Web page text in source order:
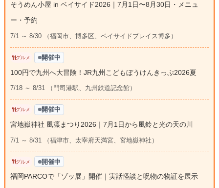
そうめん小屋 in ベイサイド2026｜7月1日〜8月30日・メニュ
ー・予約
7/1 ～ 8/30 （福岡市、博多区、ベイサイドプレイス博多）
グルメ 開催中
100円で九州へ大冒険！JR九州こどもぼうけんきっぷ2026夏
7/18 ～ 8/31 （門司港駅、九州鉄道記念館）
グルメ 開催中
宮地嶽神社 風凛まつり2026｜7月1日から風鈴と光の天の川
7/1 ～ 8/31 （福津市、太宰府天満宮、宮地嶽神社）
グルメ 開催中
福岡PARCOで「ゾッ展」開催｜実話怪談と呪物の物証を展示